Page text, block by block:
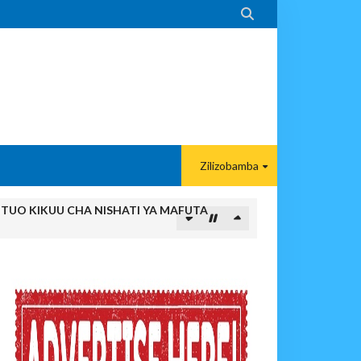

Zilizobamba
KIKUU CHA NISHATI YA MAFUTA
Usomaji Wa Viganja Ulipofichua Siri Na Njia Zangu Za